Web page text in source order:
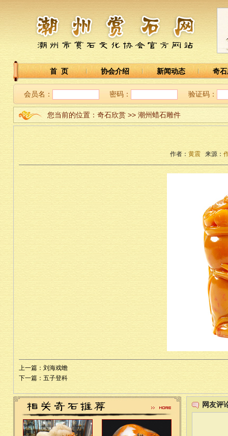
首 页 协会介绍 新闻动态 奇
会员名： 密码： 验证码：
您当前的位置：奇石欣赏 >> 潮州蜡石雕件
作者： 黄震来源：
上一篇：刘海戏蟾
下一篇：五子登科
网友评